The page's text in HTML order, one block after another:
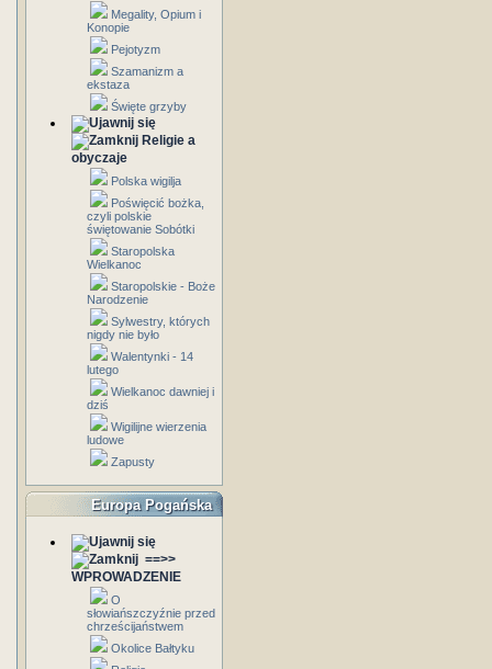
Megality, Opium i
Konopie
Pejotyzm
Szamanizm a
ekstaza
Święte grzyby
Religie a
obyczaje
Polska wigilja
Poświęcić bożka,
czyli polskie
świętowanie Sobótki
Staropolska
Wielkanoc
Staropolskie - Boże
Narodzenie
Sylwestry, których
nigdy nie było
Walentynki - 14
lutego
Wielkanoc dawniej i
dziś
Wigilijne wierzenia
ludowe
Zapusty
Europa Pogańska
==>>
WPROWADZENIE
O
słowiańszczyźnie przed
chrześcijaństwem
Okolice Bałtyku